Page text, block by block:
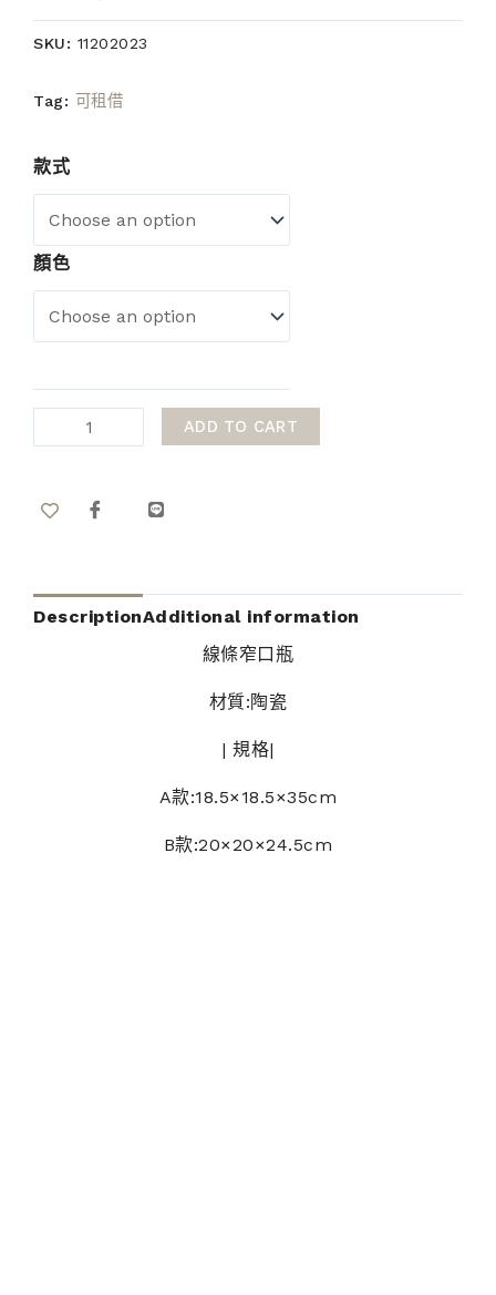
SKU: 11202023
Tag: 可租借
款式
顏色
ADD TO CART
DescriptionAdditional information
線條窄口瓶
材質:陶瓷
| 規格|
A款:18.5×18.5×35cm
B款:20×20×24.5cm